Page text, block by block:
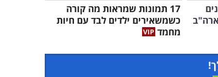
17 תמונות שמראות מה קורה
כשמשאירים ילדים לבד עם חיות
מחמד